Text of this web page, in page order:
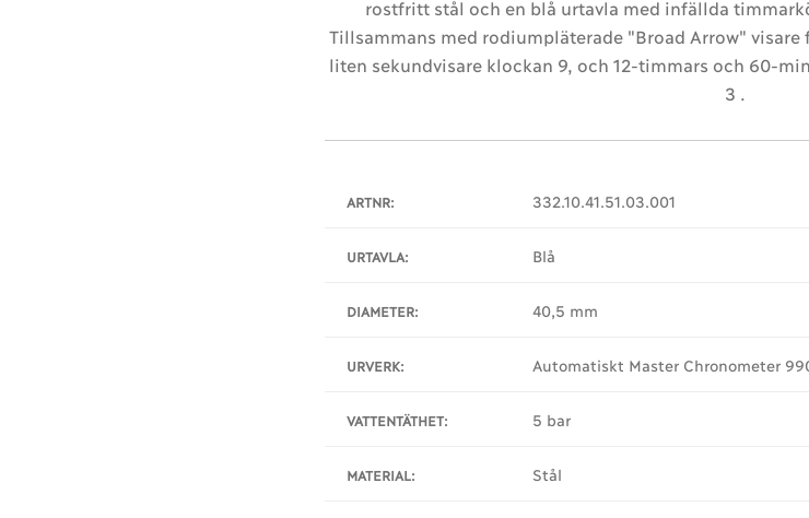
rostfritt stål och en blå urtavla med infällda
Tillsammans med rodiumpläterade "Broad Arrow"
liten sekundvisare klockan 9, och 12-timmars och 60-
3 .
ARTNR: 332.10.41.51.03.001
URTAVLA: Blå
DIAMETER: 40,5 mm
URVERK: Automatiskt Master Chronometer
VATTENTÄTHET: 5 bar
MATERIAL: Stål